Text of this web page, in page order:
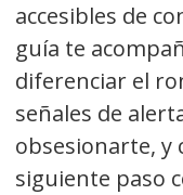
accesibles de
guía te
diferenciar el
señales de
obsesionarte, y
siguiente paso